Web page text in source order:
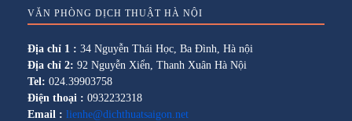
VĂN PHÒNG DỊCH THUẬT HÀ NỘI
Địa chỉ 1 : 34 Nguyễn Thái Học, Ba Đình, Hà nội
Địa chỉ 2: 92 Nguyễn Xiển, Thanh Xuân Hà Nội
Tel: 024.39903758
Điện thoại : 0932232318
Email : lienhe@dichthuatsaigon.net